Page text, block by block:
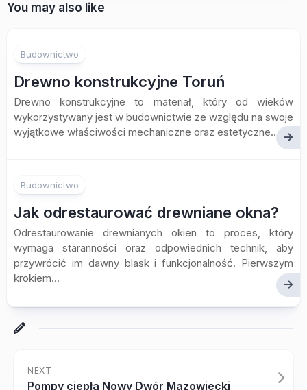
You may also like
Budownictwo
Drewno konstrukcyjne Toruń
Drewno konstrukcyjne to materiał, który od wieków
wykorzystywany jest w budownictwie ze względu na swoje
wyjątkowe właściwości mechaniczne oraz estetyczne....
Budownictwo
Jak odrestaurować drewniane okna?
Odrestaurowanie drewnianych okien to proces, który
wymaga staranności oraz odpowiednich technik, aby
przywrócić im dawny blask i funkcjonalność. Pierwszym
krokiem...
NEXT
Pompy ciepła Nowy Dwór Mazowiecki